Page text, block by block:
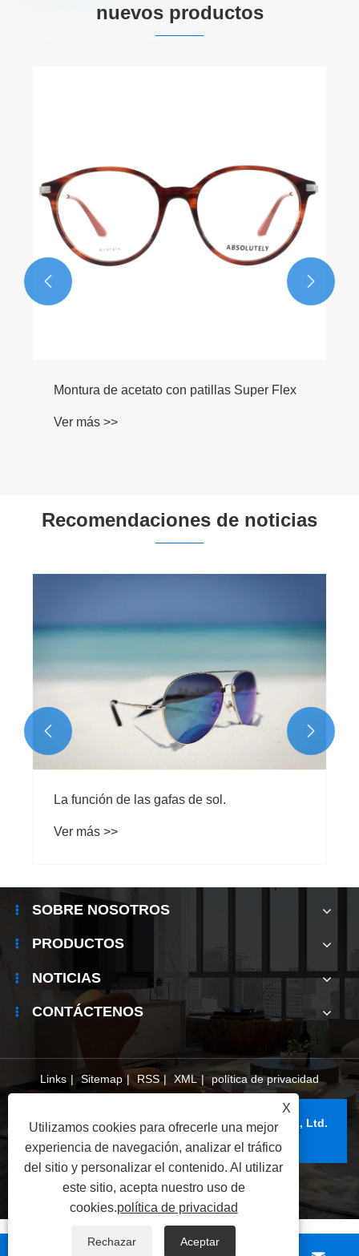
nuevos productos
Montura de acetato con patillas Super Flex
Ver más >>
 
Recomendaciones de noticias
La función de las gafas de sol.
Ver más >>
 
SOBRE NOSOTROS
PRODUCTOS
NOTICIAS
CONTÁCTENOS
Links | Sitemap | RSS | XML | política de privacidad
Copyright © 2024 Wenzhou Hivision Eyewear Co., Ltd.
Todos los derechos reservados.
X
Utilizamos cookies para ofrecerle una mejor
experiencia de navegación, analizar el tráfico
del sitio y personalizar el contenido. Al utilizar
este sitio, acepta nuestro uso de
cookies.política de privacidad
Rechazar Aceptar